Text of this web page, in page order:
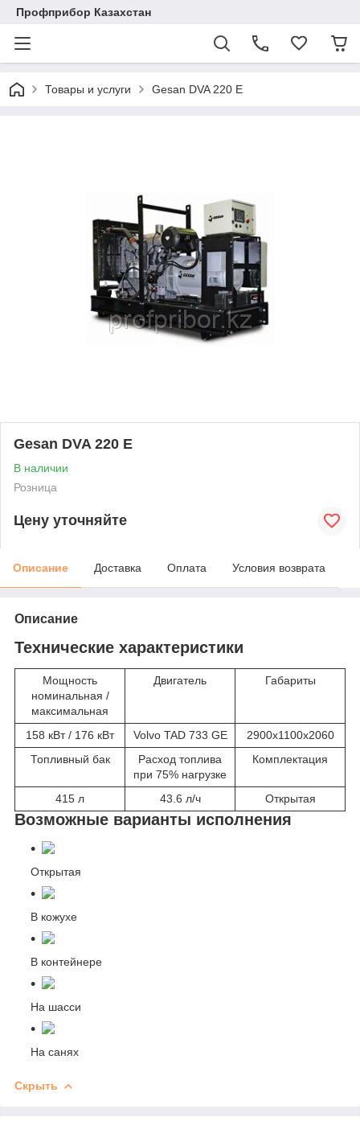
Профприбор Казахстан
Товары и услуги Gesan DVA 220 E
Gesan DVA 220 E
В наличии
Розница
Цену уточняйте
Описание Доставка Оплата Условия возврата
Описание
Технические характеристики
Мощность
номинальная /
максимальная
Двигатель Габариты
158 кВт / 176 кВт Volvo TAD 733 GE
2900x1100x2060
Топливный бак
Расход топлива
при 75% нагрузке
Комплектация
415 л 43.6 л/ч Открытая
Возможные варианты исполнения
Открытая
В кожухе
В контейнере
На шасси
На санях
Скрыть